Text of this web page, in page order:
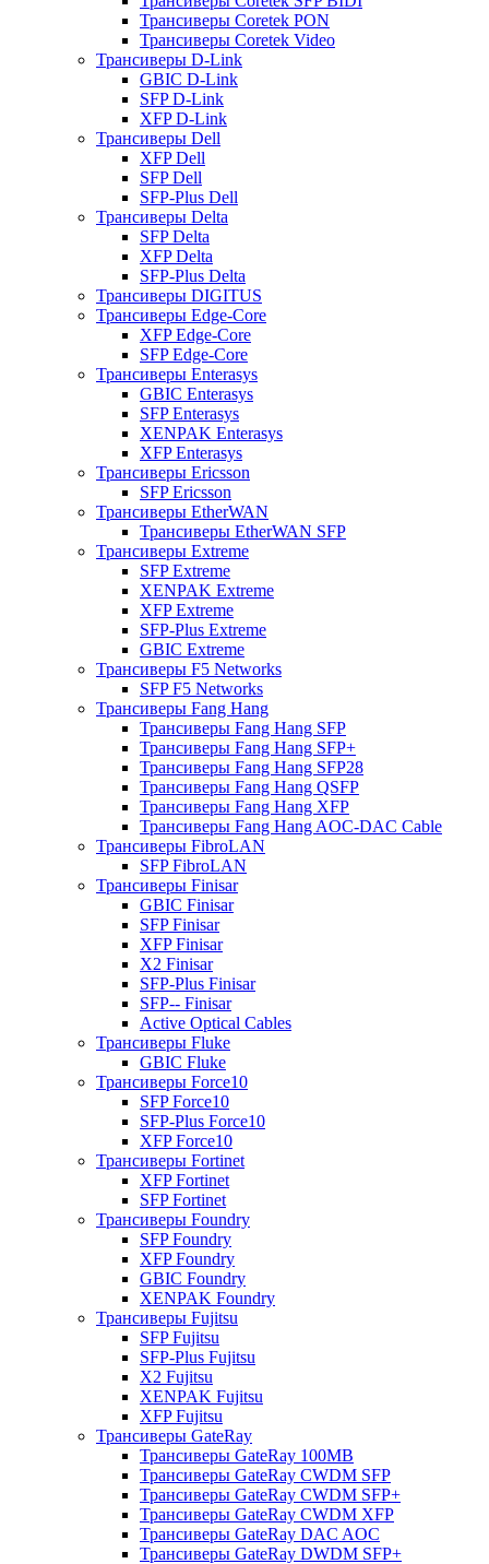
Трансиверы Coretek PON
Трансиверы Coretek Video
Трансиверы D-Link
GBIC D-Link
SFP D-Link
XFP D-Link
Трансиверы Dell
XFP Dell
SFP Dell
SFP-Plus Dell
Трансиверы Delta
SFP Delta
XFP Delta
SFP-Plus Delta
Трансиверы DIGITUS
Трансиверы Edge-Core
XFP Edge-Core
SFP Edge-Core
Трансиверы Enterasys
GBIC Enterasys
SFP Enterasys
XENPAK Enterasys
XFP Enterasys
Трансиверы Ericsson
SFP Ericsson
Трансиверы EtherWAN
Трансиверы EtherWAN SFP
Трансиверы Extreme
SFP Extreme
XENPAK Extreme
XFP Extreme
SFP-Plus Extreme
GBIC Extreme
Трансиверы F5 Networks
SFP F5 Networks
Трансиверы Fang Hang
Трансиверы Fang Hang SFP
Трансиверы Fang Hang SFP+
Трансиверы Fang Hang SFP28
Трансиверы Fang Hang QSFP
Трансиверы Fang Hang XFP
Трансиверы Fang Hang AOC-DAC Cable
Трансиверы FibroLAN
SFP FibroLAN
Трансиверы Finisar
GBIC Finisar
SFP Finisar
XFP Finisar
X2 Finisar
SFP-Plus Finisar
SFP-- Finisar
Active Optical Cables
Трансиверы Fluke
GBIC Fluke
Трансиверы Force10
SFP Force10
SFP-Plus Force10
XFP Force10
Трансиверы Fortinet
XFP Fortinet
SFP Fortinet
Трансиверы Foundry
SFP Foundry
XFP Foundry
GBIC Foundry
XENPAK Foundry
Трансиверы Fujitsu
SFP Fujitsu
SFP-Plus Fujitsu
X2 Fujitsu
XENPAK Fujitsu
XFP Fujitsu
Трансиверы GateRay
Трансиверы GateRay 100MB
Трансиверы GateRay CWDM SFP
Трансиверы GateRay CWDM SFP+
Трансиверы GateRay CWDM XFP
Трансиверы GateRay DAC AOC
Трансиверы GateRay DWDM SFP+